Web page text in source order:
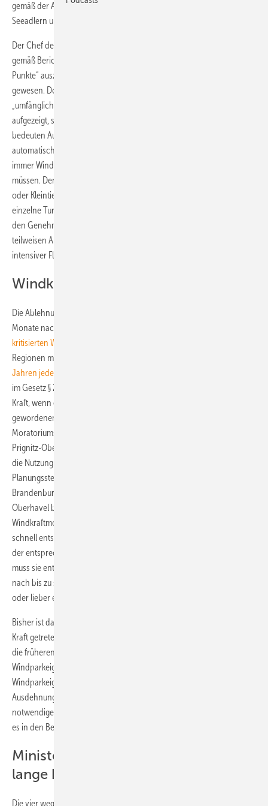
gemäß der Ablehnungsbegründung aus Potsdam den Schutz von
Seeadlern und Schwarzstörchen nicht ausreichend gewährleisten.
Der Chef der Regionalen Planungsstelle, Ansgar Kuschel, zeigte sich
gemäß Berichten lokaler Medien überrascht. Dass „problematische
Punkte“ auszumachen seien, sei den regionalen Planern zwar klar
gewesen. Doch habe die Planungsstelle zu diesen Punkten bereits
„umfänglich“ Stellung bezogen und „einen guten Lösungsweg“
aufgezeigt, sagte Kuschel der Märkischen Oderzeitung. Tatsächlich
bedeuten Ausweisungen von Regionalplan-Eignungsgebieten nicht
automatisch, dass in diesen Eignungsgebieten auch überall und
immer Windturbinen eine unbegrenzte Baugenehmigung erhalten
müssen. Denn abhängig von sich verändernden Brut- und Insekten-
oder Kleintierjagdgebieten der Vögel sind Ablehnungen gegen
einzelne Turbinen weiterhin möglich – oder Nebenbestimmungen in
den Genehmigungsbescheiden, die einen reduzierten Betrieb mit
teilweisen Abschaltungen der Windturbinen während besonders
intensiver Flugzeiten verlangen.
Windkraftmoratorium droht
Die Ablehnung von Seiten der Landesregierung erfolgte rund drei
Monate nach der Verabschiedung eines von der Windbranche
kritisierten Windkraftmoratoriums
Regionen mit ungültigen Regionalplänen
Jahren jede weitere Anlagenerrichtung grundsätzlich verbietet
im Gesetz § 2c "Planungssicherung"). Das Moratorium tritt dann in
Kraft, wenn eine regionale Planungsregion mit einem ungültig
gewordenen Windkraft-Eignungsflächenkonzept die Gültigkeit des
Moratoriums für ihre Region beschließt. Die Planungsversammlung
Prignitz-Oberhavel hatte im April bereits beschlossen, dass sie sich
die Nutzung des Moratoriums offen halten will. Sobald die
Planungsstelle diesen Beschluss im Amtsblatt des Landes
Brandenburg veröffentlichen würde, würde damit mit Prignitz
Oberhavel bereits die zweite von fünf Planungsregionen ein
Windkraftmoratorium erhalten. Nun will die Planungsgemeinschaft
schnell entscheiden, ob sie das Moratorium mit der Veröffentlichung
der entsprechenden Regelung in Kraft setzen möchte. Außerdem
muss sie entscheiden, ob sie den Teilplan „Freiraum und Windenergie“
nach bis zu sechs Jahren Planungszeit erneut überarbeiten möchte
oder lieber eine neue Planung ausarbeiten und vorlegen will.
Bisher ist das Moratorium schon in der Region Havelland-Fläming in
Kraft getreten. In beiden nun betroffenen Regionen hatten Gerichte
die früheren Regionalplanungen aufgrund ihrer
Windparkeignungsflächen gekippt – indem sie deren
Windparkeignungsgebiete für ungültig erklärt hatten. Für die
Ausdehnung und Auswahl dieser Gebiete lasse der Teilplan die
notwendigen einheitlichen nachvollziehbare Kriterien vermissen, hieß
es in den Begründungen.
Ministerium zögerte Entscheidung
lange hinaus
Die vier wegen nahe gelegener Seeadler- und